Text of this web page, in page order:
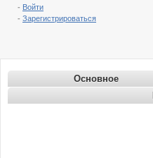
- Войти
- Зарегистрироваться
Основное